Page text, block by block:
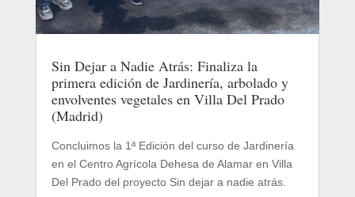
Sin Dejar a Nadie Atrás: Finaliza la
primera edición de Jardinería, arbolado y
envolventes vegetales en Villa Del Prado
(Madrid)
Concluimos la 1ª Edición del curso de Jardinería
en el Centro Agrícola Dehesa de Alamar en Villa
Del Prado del proyecto Sin dejar a nadie atrás.